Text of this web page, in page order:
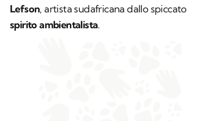
Lefson, artista sudafricana dallo spiccato
spirito ambientalista.